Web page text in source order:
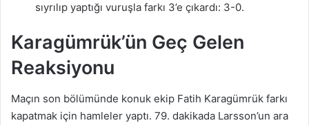
sıyrılıp yaptığı vuruşla farkı 3’e çıkardı: 3-0.
Karagümrük’ün Geç Gelen
Reaksiyonu
Maçın son bölümünde konuk ekip Fatih Karagümrük farkı
kapatmak için hamleler yaptı. 79. dakikada Larsson’un ara